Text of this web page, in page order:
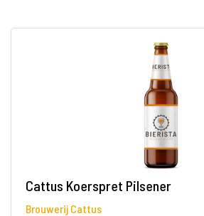
Cattus Koerspret Pilsener
Brouwerij Cattus